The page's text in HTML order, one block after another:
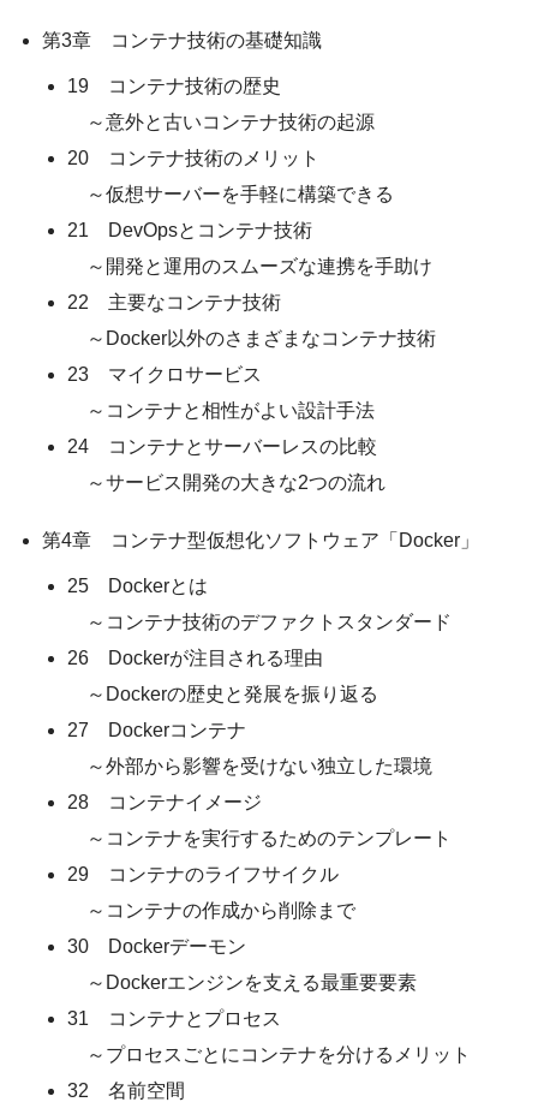
第3章 コンテナ技術の基礎知識
19 コンテナ技術の歴史
～意外と古いコンテナ技術の起源
20 コンテナ技術のメリット
～仮想サーバーを手軽に構築できる
21 DevOpsとコンテナ技術
～開発と運用のスムーズな連携を手助け
22 主要なコンテナ技術
～Docker以外のさまざまなコンテナ技術
23 マイクロサービス
～コンテナと相性がよい設計手法
24 コンテナとサーバーレスの比較
～サービス開発の大きな2つの流れ
第4章 コンテナ型仮想化ソフトウェア「Docker」
25 Dockerとは
～コンテナ技術のデファクトスタンダード
26 Dockerが注目される理由
～Dockerの歴史と発展を振り返る
27 Dockerコンテナ
～外部から影響を受けない独立した環境
28 コンテナイメージ
～コンテナを実行するためのテンプレート
29 コンテナのライフサイクル
～コンテナの作成から削除まで
30 Dockerデーモン
～Dockerエンジンを支える最重要要素
31 コンテナとプロセス
～プロセスごとにコンテナを分けるメリット
32 名前空間